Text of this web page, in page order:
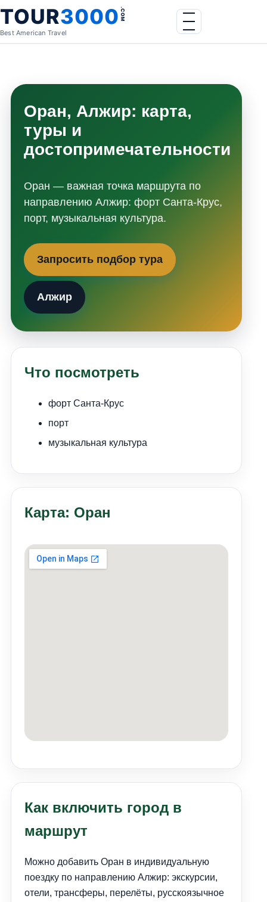
Skip to content
TOUR3000.COM
Best American Travel
Menu
Оран, Алжир: карта,
туры и
достопримечательности
Оран — важная точка маршрута по
направлению Алжир: форт Санта-Крус,
порт, музыкальная культура.
Запросить подбор тура
Алжир
Что посмотреть
форт Санта-Крус
порт
музыкальная культура
Карта: Оран
Как включить город в
маршрут
Можно добавить Оран в индивидуальную
поездку по направлению Алжир: экскурсии,
отели, трансферы, перелёты, русскоязычное